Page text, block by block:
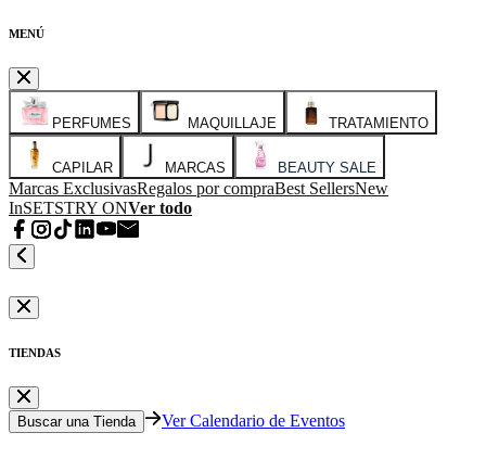
MENÚ
PERFUMES MAQUILLAJE TRATAMIENTO
CAPILAR MARCAS BEAUTY SALE
Marcas ExclusivasRegalos por compraBest SellersNew
InSETSTRY ONVer todo
TIENDAS
Buscar una Tienda Ver Calendario de Eventos